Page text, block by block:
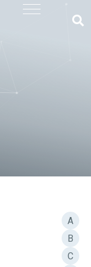
A
B
C